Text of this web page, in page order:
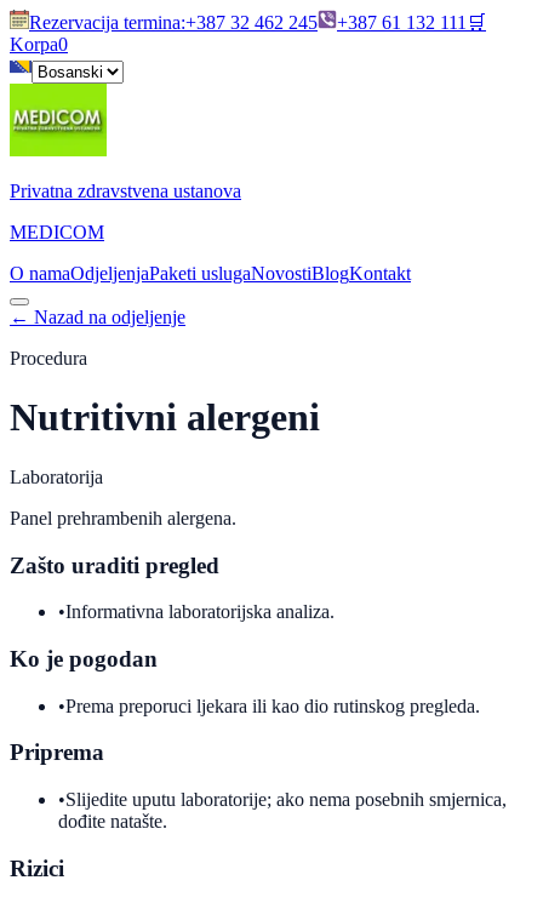
Rezervacija termina:+387 32 462 245 +387 61 132 111 🛒
Korpa0
Privatna zdravstvena ustanova
MEDICOM
O namaOdjeljenjaPaketi uslugaNovostiBlogKontakt
← Nazad na odjeljenje
Procedura
Nutritivni alergeni
Laboratorija
Panel prehrambenih alergena.
Zašto uraditi pregled
•Informativna laboratorijska analiza.
Ko je pogodan
•Prema preporuci ljekara ili kao dio rutinskog pregleda.
Priprema
•Slijedite uputu laboratorije; ako nema posebnih smjernica,
dođite natašte.
Rizici